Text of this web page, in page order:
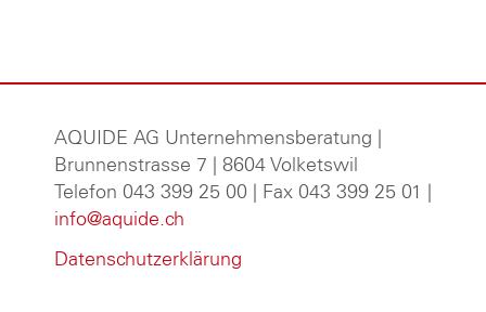
AQUIDE AG Unternehmensberatung
Brunnenstrasse 7 | 8604 Volketswil
Telefon 043 399 25 00 | Fax 043 399 25 01 |
info@aquide.ch
Datenschutzerklärung